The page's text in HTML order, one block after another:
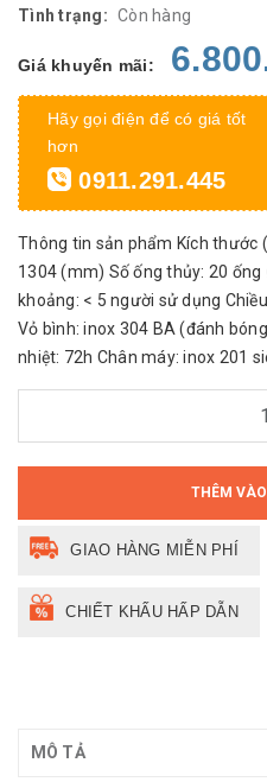
Tình trạng: Còn hàng
Giá khuyến mãi:
Hãy gọi điện để có giá tốt
hơn
0911.291.445
Thông tin sản phẩm Kích thước
1304 (mm) Số ống thủy: 20
khoảng: < 5 người sử dụng
Vỏ bình: inox 304 BA (đánh
nhiệt: 72h Chân máy: inox 201
THÊM
GIAO HÀNG MIỄN PHÍ
CHIẾT KHẤU HẤP DẪN
MÔ TẢ